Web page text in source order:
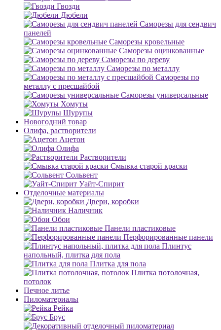
Гвозди
Дюбели
Саморезы для сендвич
панелей
Саморезы кровельные
Саморезы оцинкованные
Саморезы по дереву
Саморезы по металлу
Саморезы по
металлу с пресшайбой
Саморезы универсальные
Хомуты
Шурупы
Новогодний товар
Олифа, растворители
Ацетон
Олифа
Растворители
Смывка старой краски
Сольвент
Уайт-Спирит
Отделочные материалы
Двери, коробки
Наличник
Обои
Панели пластиковые
Перфорированные панели
Плинтус
напольный, плитка для пола
Плитка для пола
Плитка потолочная,
потолок
Печное литье
Пиломатериалы
Рейка
Брус